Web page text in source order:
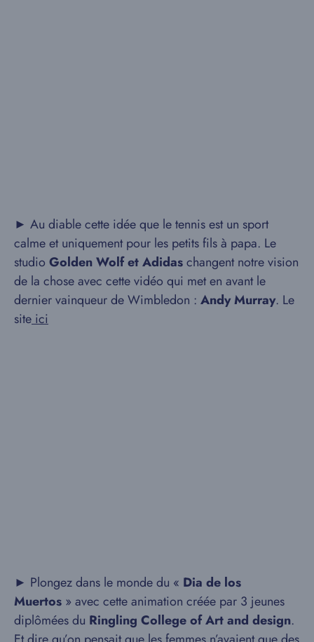
► Au diable cette idée que le tennis est un sport
calme et uniquement pour les petits fils à papa. Le
studio Golden Wolf et Adidaschangent notre vision
de la chose avec cette vidéo qui met en avant le
dernier vainqueur de Wimbledon : Andy Murray. Le
site ici
► Plongez dans le monde du « Dia de los
Muertos » avec cette animation créée par 3 jeunes
diplômées du Ringling College of Art and design.